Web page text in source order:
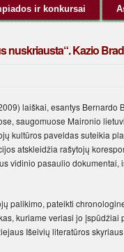
ir konkursai
nuskriausta“. Kazio
laiškai, esantys Bernardo
saugomuose Maironio
kultūros paveldas suteikia
atskleidžia rašytojų
vidinio pasaulio
palikimo, pateikti
kuriame veriasi jo
Išeivių literatūros